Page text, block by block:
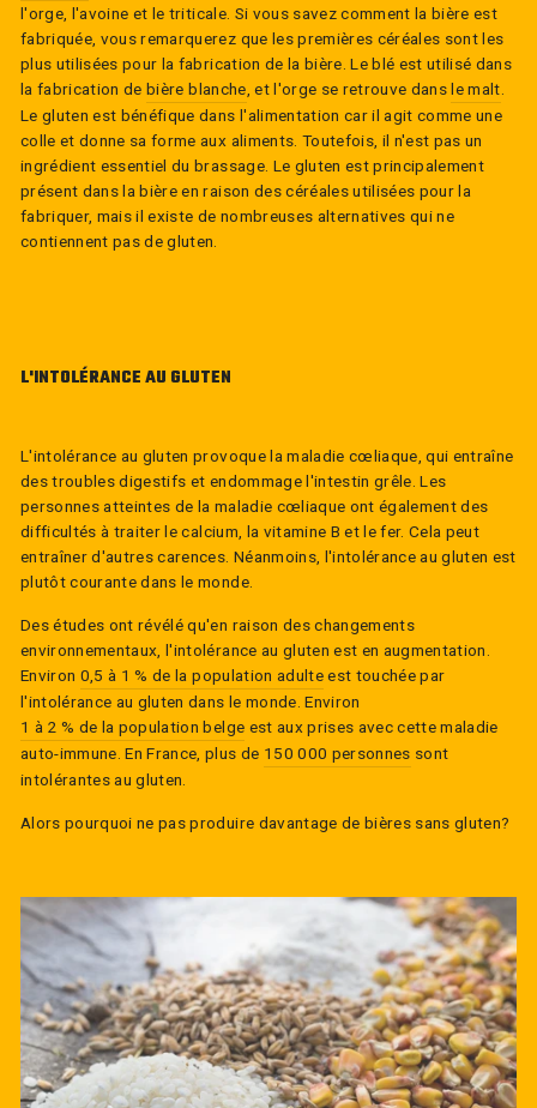
l'orge, l'avoine et le triticale. Si vous savez comment la bière est
fabriquée, vous remarquerez que les premières céréales sont les
plus utilisées pour la fabrication de la bière. Le blé est utilisé dans
la fabrication debière blanche , et l'orge se retrouve dansle malt
Le gluten est bénéfique dans l'alimentation car il agit comme une
colle et donne sa forme aux aliments. Toutefois, il n'est pas un
ingrédient essentiel du brassage. Le gluten est principalement
présent dans la bière en raison des céréales utilisées pour la
fabriquer, mais il existe de nombreuses alternatives qui ne
contiennent pas de gluten.
L'INTOLÉRANCE AU GLUTEN
L'intolérance au gluten provoque la maladie cœliaque, qui entraîne
des troubles digestifs et endommage l'intestin grêle. Les
personnes atteintes de la maladie cœliaque ont également des
difficultés à traiter le calcium, la vitamine B et le fer. Cela peut
entraîner d'autres carences. Néanmoins, l'intolérance au gluten est
plutôt courante dans le monde.
Des études ont révélé qu'en raison des changements
environnementaux, l'intolérance au gluten est en augmentation.
Environ 0,5 à 1 % de la population adulteest touchée par
l'intolérance au gluten dans le monde. Environ
1 à 2 % de la population belge est aux prises avec cette maladie
auto-immune. En France, plus de 150 000 personnes sont
intolérantes au gluten.
Alors pourquoi ne pas produire davantage de bières sans gluten?